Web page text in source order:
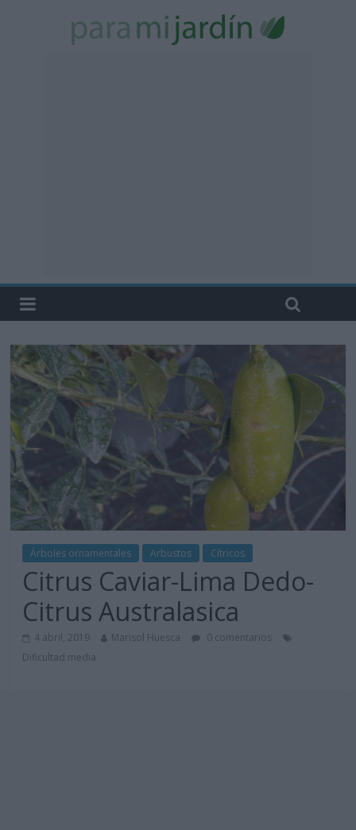
Árboles ornamentales Arbustos Cítricos
Citrus Caviar-Lima Dedo-
Citrus Australasica
4 abril, 2019 Marisol Huesca
0 comentarios
Dificultad media